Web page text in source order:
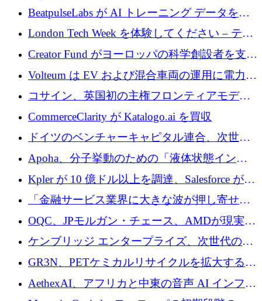
達
BeatpulseLabs が AI トレーニング データを拡
張するために 180 万ドルのプレシードを調達
London Tech Week を体験してください – テク
ノロジーがヨーロッパのイノベーションの未
来を形作る場所
Creator Fund がヨーロッパの科学創設者を支援
するために 5,600 万ドルを調達
Volteum は EV および混合車両の運用に電力を
供給するために 250 万ユーロを寄付
コサイン、英国初の主権フロンティアモデル
で業界の支援を確保
CommerceClarity が Katalogo.ai を買収
ドイツのベンチャーキャピタル連合、次世代
スタートアップの成長に向けて機関投資家へ
の資本シフトを呼びかけ
Apoha、分子挙動のための「液体状態インテ
リジェンス」を構築するために3,600万ドルを
かけてステルス状態から出現
Kpler が 10 億ドル以上を調達、Salesforce が
Contentful を買収、Built in Europe キャンペー
ンを開始
「金融サービス業界に大きな波が押し寄せて
いる」と「欧州初のAIネイティブ銀行」のボ
スが語る
OQC、JPモルガン・チェース、AMDが現実世
界のフィンテック・アプリケーションを探索
するためにQuantum-AIデータセンターを立ち
上げ
ケンブリッジ エンタープライズ、次世代のデ
ィープテック創設者向けにロンドンの出発点
を構築
GR3N、PETケミカルリサイクルを拡大するた
めにシリーズBで1,550万ユーロを調達
AethexAI、アフリカと中東の音声 AI インフラ
ストラクチャを構築するために 300 万ドルを